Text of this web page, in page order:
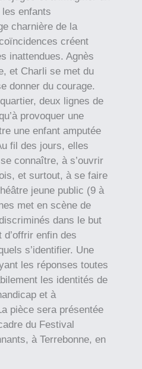
enfants
charnière de la
créent
inattendues. Agnès
et Charli se met du
donner du courage.
deux lignes de
provoquer une
une enfant amputée
fil des jours, elles
connaître, à s’ouvrir
et surtout, à se faire
jeune public (9 à
met en scène de
dans le but
d’offrir enfin des
s’identifier. Une
les réponses toutes
les identités de
et à
pièce sera présentée
du Festival
à Terrebonne, en